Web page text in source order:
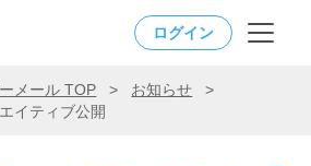
ログイン
メール TOP > お知らせ
>
イティブ公開